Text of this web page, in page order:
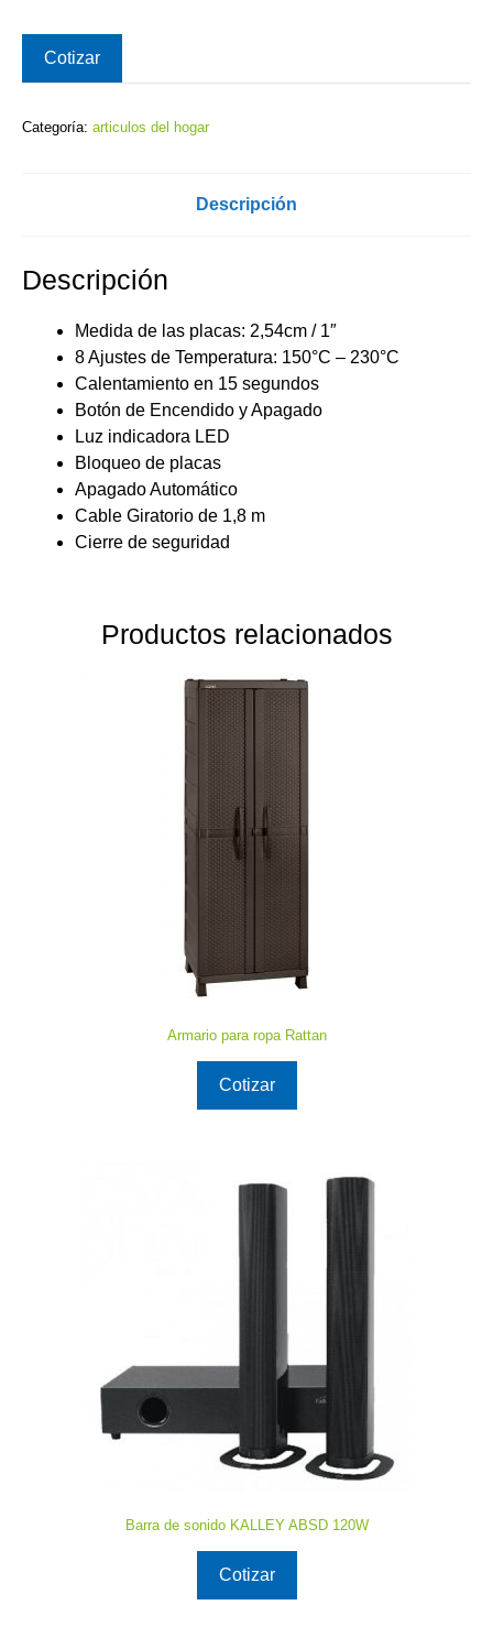
Cotizar
Categoría: articulos del hogar
Descripción
Descripción
Medida de las placas: 2,54cm / 1″
8 Ajustes de Temperatura: 150°C – 230°C
Calentamiento en 15 segundos
Botón de Encendido y Apagado
Luz indicadora LED
Bloqueo de placas
Apagado Automático
Cable Giratorio de 1,8 m
Cierre de seguridad
Productos relacionados
Armario para ropa Rattan
Cotizar
Barra de sonido KALLEY ABSD 120W
Cotizar